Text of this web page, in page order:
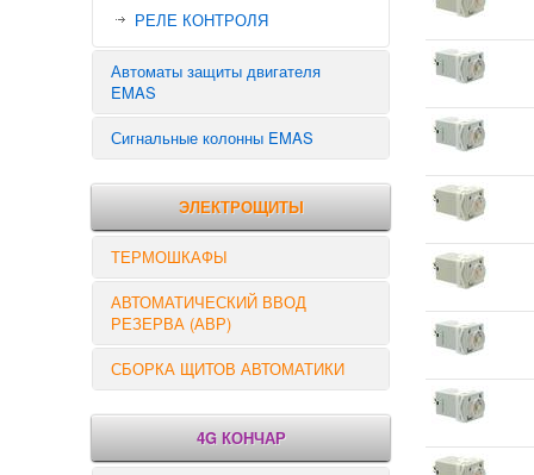
РЕЛЕ КОНТРОЛЯ
Автоматы защиты двигателя
EMAS
Сигнальные колонны EMAS
ЭЛЕКТРОЩИТЫ
ТЕРМОШКАФЫ
АВТОМАТИЧЕСКИЙ ВВОД
РЕЗЕРВА (АВР)
СБОРКА ЩИТОВ АВТОМАТИКИ
4G КОНЧАР